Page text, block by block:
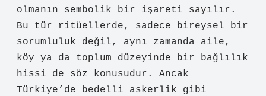
olmanın sembolik bir işareti sayılır.
Bu tür ritüellerde, sadece bireysel bir
sorumluluk değil, aynı zamanda aile,
köy ya da toplum düzeyinde bir bağlılık
hissi de söz konusudur. Ancak
Türkiye’de bedelli askerlik gibi